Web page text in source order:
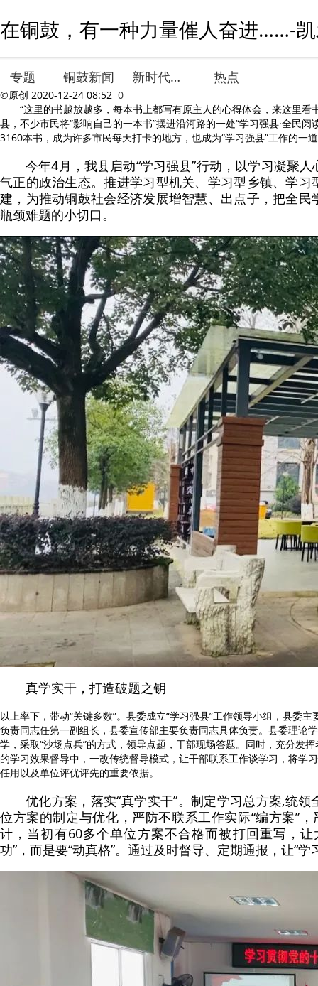
在铜鼓，有一种力量催人奋进……-
专题 铜鼓新闻 新时代文明实践 热点
©原创 2020-12-24 08:52 0
“这里的书越放越多，每本书上都写有原主人的心得体会，来这里看
县，不少市民将“影响自己的一本书”摆进沿河路的一处“学习强县·全民
3160本书，成为许多市民每天打卡的地方，也成为“学习强县”工作的一
今年4月，我县启动“学习强县”行动，以学习凝聚
气正的政治生态。推进学习型机关、学习型乡镇、学习
建，为推动铜鼓社会经济发展增智慧、出点子，把全民
瓶颈难题的小切口。
真学实干，打造破题之钥
以上率下，带动“关键多数”。县委成立“学习强县”工作领导小组，县委
负责同志任第一副组长，县委宣传部主要负责同志具体负责。县委理论
学，采取“沙场点兵”的方式，领导点题，干部现场答题。同时，充分发
的学习效果督导中，一改传统督导模式，让干部联系工作谈学习，将学
任用以及单位评优评先的重要依据。
优化方案，落实“真学实干”。制定学习总方案,统
位方案的制定与优化，严防不联系工作实际“编方案”，
计，当初有60多个单位方案不合格而被打回重写，
功”，而是要“动真格”。通过及时督导、定期通报，让“